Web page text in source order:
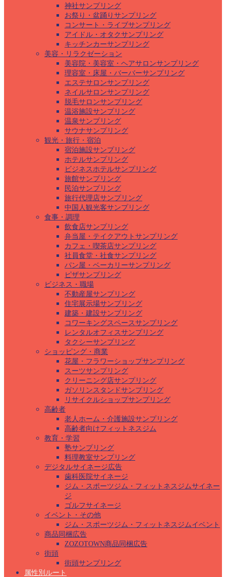
神社サンプリング
お祭り・盆踊りサンプリング
コンサート・ライブサンプリング
アイドル・オタクサンプリング
キッチンカーサンプリング
美容・リラクゼーション
美容院・美容室・ヘアサロンサンプリング
理容室・床屋・バーバーサンプリング
エステサロンサンプリング
ネイルサロンサンプリング
脱毛サロンサンプリング
温浴施設サンプリング
温泉サンプリング
サウナサンプリング
観光・旅行・宿泊
宿泊施設サンプリング
ホテルサンプリング
ビジネスホテルサンプリング
旅館サンプリング
民泊サンプリング
旅行代理店サンプリング
中国人観光客サンプリング
食事・調理
飲食店サンプリング
弁当屋・テイクアウトサンプリング
カフェ・喫茶店サンプリング
社員食堂・社食サンプリング
パン屋・ベーカリーサンプリング
ピザサンプリング
ビジネス・職場
不動産屋サンプリング
住宅展示場サンプリング
建築・建設サンプリング
コワーキングスペースサンプリング
レンタルオフィスサンプリング
タクシーサンプリング
ショッピング・商業
花屋・フラワーショップサンプリング
スーツサンプリング
クリーニング店サンプリング
ガソリンスタンドサンプリング
リサイクルショップサンプリング
高齢者
老人ホーム・介護施設サンプリング
高齢者向けフィットネスジム
教育・学習
塾サンプリング
料理教室サンプリング
デジタルサイネージ広告
歯科医院サイネージ
ジム・スポーツジム・フィットネスジムサイネー
ジ
ゴルフサイネージ
イベント・その他
ジム・スポーツジム・フィットネスジムイベント
商品同梱広告
ZOZOTOWN商品同梱広告
街頭
街頭サンプリング
属性別ルート